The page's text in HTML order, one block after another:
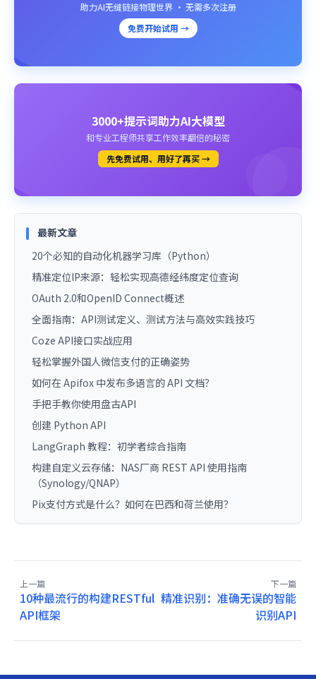
助力AI无缝链接物理世界 · 无需多次注册
免费开始试用 →
3000+提示词助力AI大模型
和专业工程师共享工作效率翻倍的秘密
先免费试用、用好了再买 →
最新文章
20个必知的自动化机器学习库（Python）
精准定位IP来源：轻松实现高德经纬度定位查询
OAuth 2.0和OpenID Connect概述
全面指南：API测试定义、测试方法与高效实践技巧
Coze API接口实战应用
轻松掌握外国人微信支付的正确姿势
如何在 Apifox 中发布多语言的 API 文档？
手把手教你使用盘古API
创建 Python API
LangGraph 教程：初学者综合指南
构建自定义云存储：NAS厂商 REST API 使用指南
（Synology/QNAP）
Pix支付方式是什么？如何在巴西和荷兰使用？
上一篇
10种最流行的构建RESTful
API框架
下一篇
精准识别：准确无误的智能
识别API